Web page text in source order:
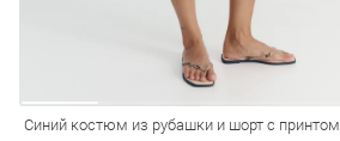
Синий костюм из рубашки и шорт с принтом